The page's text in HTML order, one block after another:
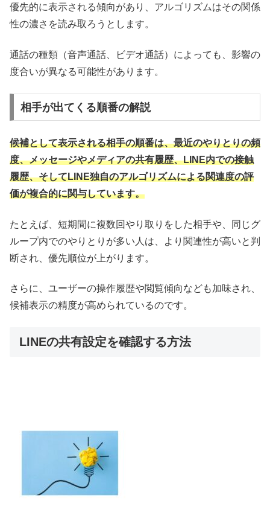
優先的に表示される傾向があり、アルゴリズムはその関係
性の濃さを読み取ろうとします。
通話の種類（音声通話、ビデオ通話）によっても、影響の
度合いが異なる可能性があります。
相手が出てくる順番の解説
候補として表示される相手の順番は、最近のやりとりの頻
度、メッセージやメディアの共有履歴、LINE内での接触
履歴、そしてLINE独自のアルゴリズムによる関連度の評
価が複合的に関与しています。
たとえば、短期間に複数回やり取りをした相手や、同じグ
ループ内でのやりとりが多い人は、より関連性が高いと判
断され、優先順位が上がります。
さらに、ユーザーの操作履歴や閲覧傾向なども加味され、
候補表示の精度が高められているのです。
LINEの共有設定を確認する方法